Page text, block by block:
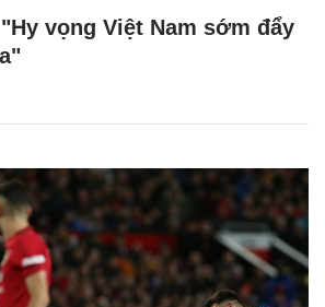
vọng Việt Nam sớm đẩy